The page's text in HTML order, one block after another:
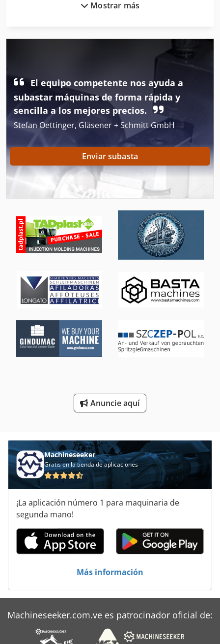
Lotes De Accesorios
Línea De Corte Longitudinal
Línea De Embalaje
Línea De Extrusión
Línea De Pastelería
Maquinas De Coser Industriales
Máquina De Carpintería
Máquina De Desarrollo
Máquina De La Construcción
Máquina De Trabajo De Metal
Puesto De Trabajo
Stock De Los Componentes
Mostrar más
El equipo competente nos ayuda a
subastar máquinas de forma rápida y
sencilla a los mejores precios.
Stefan Oettinger, Gläsener + Schmitt GmbH
Enviar subasta
Anuncie aquí
Machineseeker
Gratis en la tienda de aplicaciones
¡La aplicación número 1 para maquinaria de
segunda mano!
Más información
Machineseeker.com.ve es patrocinador oficial de: